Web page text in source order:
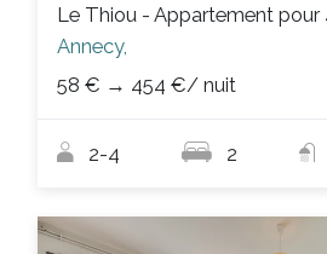
Annecy,
58 € → 454 €/ nuit
2-4 2